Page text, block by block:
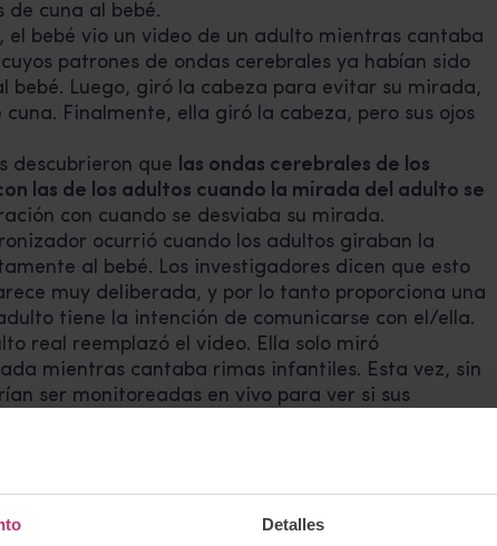
Detalles
de cuna al bebé.
, el bebé vio un video de un adulto mientras cantaba
patrones de ondas cerebrales ya habían sido
Luego, giró la cabeza para evitar su mirada,
Finalmente, ella giró la cabeza, pero sus ojos
descubrieron que las ondas cerebrales de los
las de los adultos cuando la mirada del adulto se
con cuando se desviaba su mirada.
ocurrió cuando los adultos giraban la
al bebé. Los investigadores dicen que esto
muy deliberada, y por lo tanto proporciona una
tiene la intención de comunicarse con el/ella.
real reemplazó el video. Ella solo miró
mientras cantaba rimas infantiles. Esta vez, sin
ser monitoreadas en vivo para ver si sus
siendo influenciadas por el infante y a la inversa.
se sincronizaron más con la actividad
un contacto visual mutuo
otro lado. Los investigadores dicen que esto
cerebrales no se debe simplemente a ver una